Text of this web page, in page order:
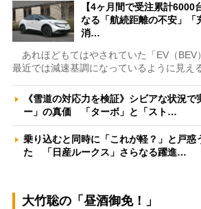
【4ヶ月間で受注累計6000
なる「航続距離の不安」「
消…
あれほどもてはやされていた「EV（BEV
最近では減速基調になっているように見え
《雪道の対応力を検証》シビアな状況
ー」の真価 「ターボ」と「スト…
乗り込むと同時に「これが軽？」と戸惑
た 「日産ルークス」さらなる躍進…
大竹聡の「昼酒御免！」